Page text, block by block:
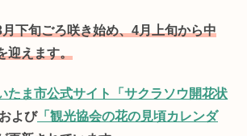
下旬ごろ咲き始め、4月上旬から中
迎えます。
たま市公式サイト「サクラソウ開花状
および「観光協会の花の見頃カレンダ